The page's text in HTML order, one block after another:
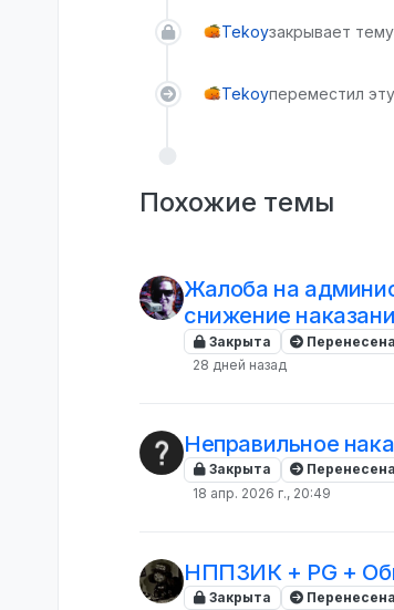
Tekoyзакрывает тему
Tekoyпереместил
Похожие темы
Жалоба на
снижение
Закрыта Перенесена
28 дней назад
Неправильное
Закрыта Перенесена
18 апр. 2026 г., 20:49
НППЗИК + PG +
Закрыта Перенесена